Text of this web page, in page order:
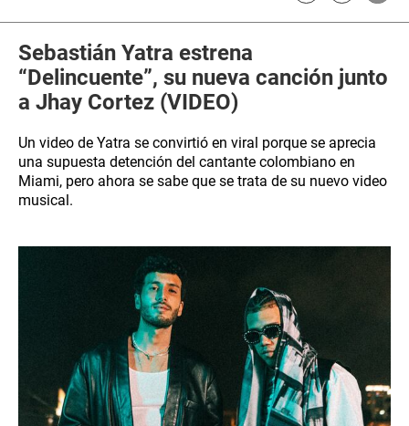
Sebastián Yatra estrena
“Delincuente”, su nueva canción junto
a Jhay Cortez (VIDEO)
Un video de Yatra se convirtió en viral porque se aprecia
una supuesta detención del cantante colombiano en
Miami, pero ahora se sabe que se trata de su nuevo video
musical.